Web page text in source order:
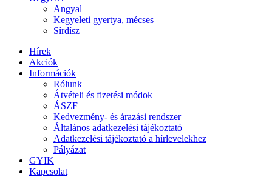
Angyal
Kegyeleti gyertya, mécses
Sírdísz
Hírek
Akciók
Információk
Rólunk
Átvételi és fizetési módok
ÁSZF
Kedvezmény- és árazási rendszer
Általános adatkezelési tájékoztató
Adatkezelési tájékoztató a hírlevelekhez
Pályázat
GYIK
Kapcsolat